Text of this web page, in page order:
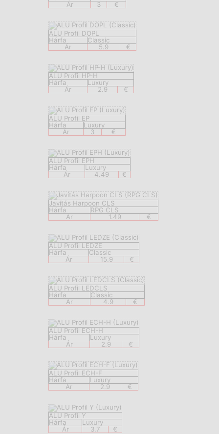
Ár
3 €
ALU Profil DOPL
Hárfa
Classic
Ár
5.9 €
ALU Profil HP-H
Hárfa
Luxury
Ár
2.9 €
ALU Profil EP
Hárfa
Luxury
Ár
3 €
ALU Profil EPH
Hárfa
Luxury
Ár
4.49 €
Javítás Harpoon CLS
Hárfa
RPG CLS
Ár
1.49 €
ALU Profil LEDZE
Hárfa
Classic
Ár
15.9 €
ALU Profil LEDCLS
Hárfa
Classic
Ár
4.9 €
ALU Profil ECH-H
Hárfa
Luxury
Ár
2.9 €
ALU Profil ECH-F
Hárfa
Luxury
Ár
2.9 €
ALU Profil Y
Hárfa
Luxury
Ár
3.7 €